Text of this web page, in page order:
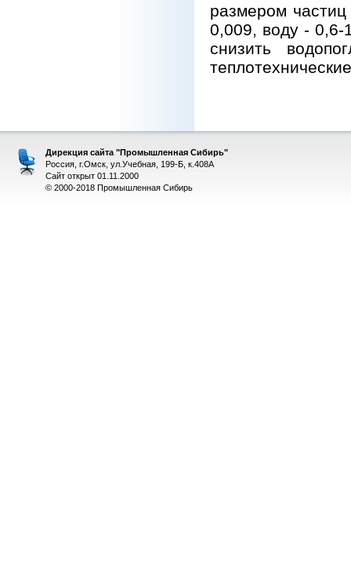
размером
0,009, воду - 0,6-
снизить
Дирекция сайта "Промышленная Сибирь"
Россия, г.Омск, ул.Учебная, 199-Б, к.408А
Сайт открыт 01.11.2000
© 2000-2018 Промышленная Сибирь